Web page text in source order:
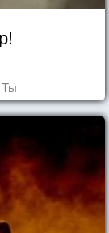
Ты